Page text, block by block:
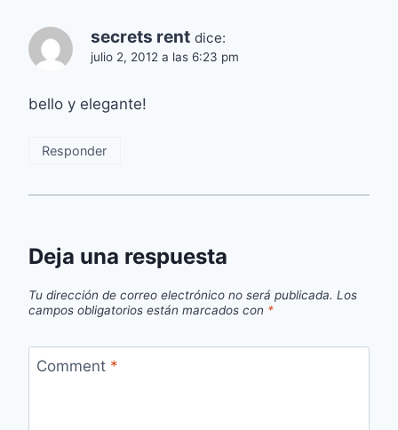
secrets rent dice:
julio 2, 2012 a las 6:23 pm
bello y elegante!
Responder
Deja una respuesta
Tu dirección de correo electrónico no será publicada. Los
campos obligatorios están marcados con *
Comment *